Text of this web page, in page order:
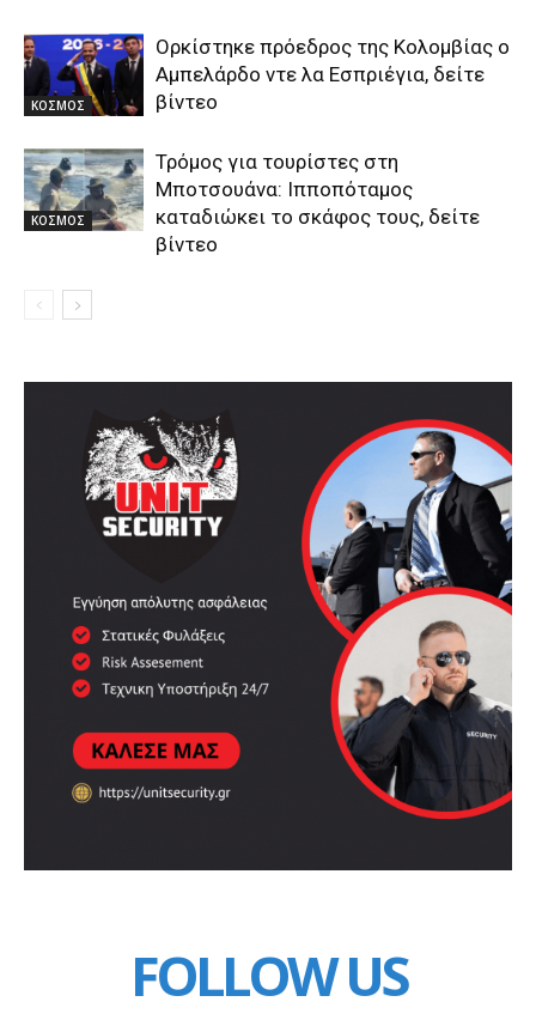
ΚΟΣΜΟΣ
Ορκίστηκε πρόεδρος της Κολομβίας ο
Αμπελάρδο ντε λα Εσπριέγια, δείτε
βίντεο
ΚΟΣΜΟΣ
Τρόμος για τουρίστες στη
Μποτσουάνα: Ιπποπόταμος
καταδιώκει το σκάφος τους, δείτε
βίντεο
FOLLOW US